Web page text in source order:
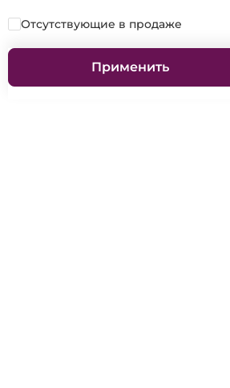
Отсутствующие в продаже
Применить